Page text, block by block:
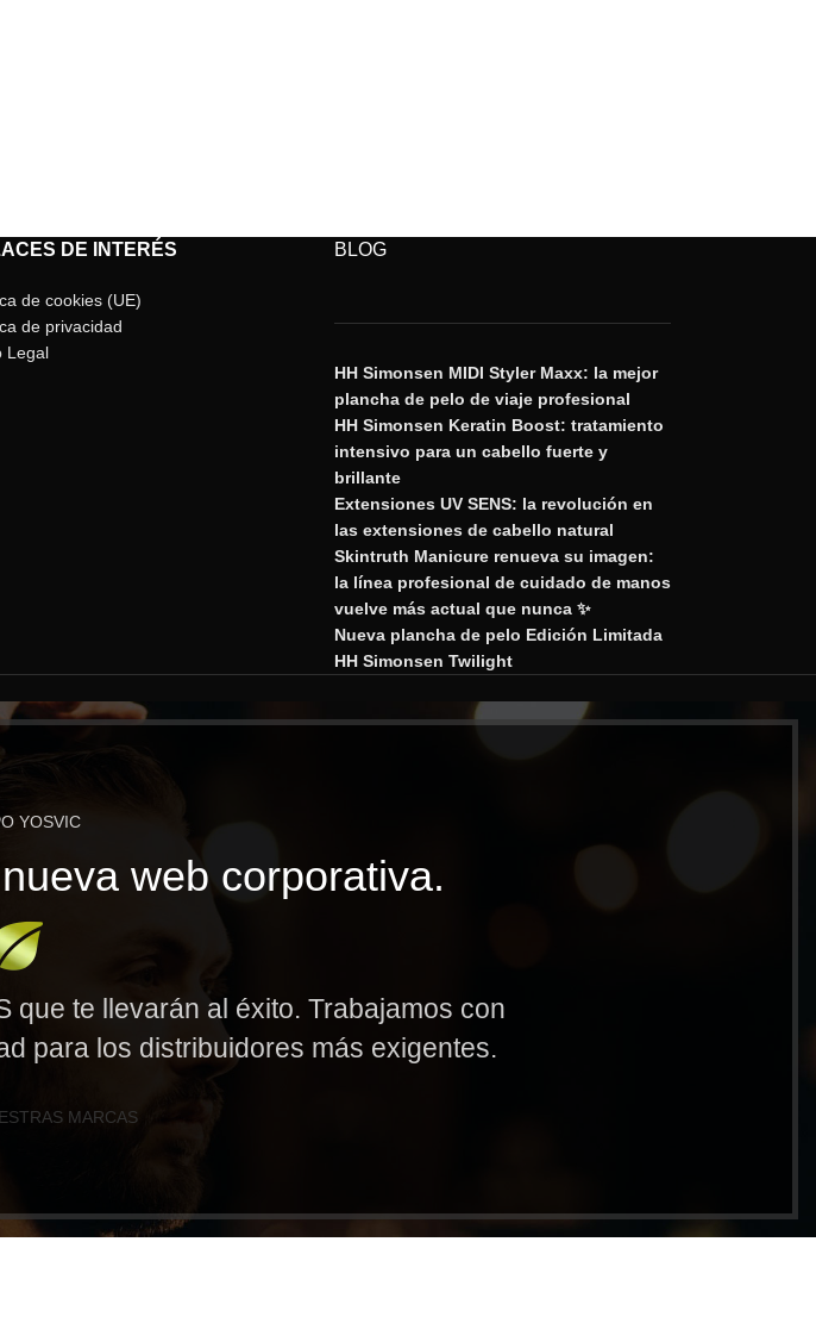
DE INTERÉS
de cookies (UE)
de privacidad
Legal
BLOG
HH Simonsen MIDI Styler Maxx: la mejor
plancha de pelo de viaje profesional
HH Simonsen Keratin Boost: tratamiento
intensivo para un cabello fuerte y
brillante
Extensiones UV SENS: la revolución en
las extensiones de cabello natural
Skintruth Manicure renueva su imagen:
la línea profesional de cuidado de manos
vuelve más actual que nunca ✨
Nueva plancha de pelo Edición Limitada
HH Simonsen Twilight
YOSVIC
web corporativa.
que te llevarán al éxito. Trabajamos con
para los distribuidores más exigentes.
MARCAS